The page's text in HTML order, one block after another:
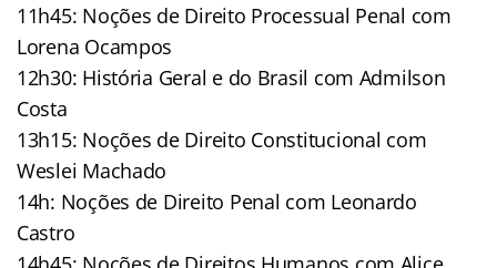
11h45: Noções de Direito Processual Penal com
Lorena Ocampos
12h30: História Geral e do Brasil com Admilson
Costa
13h15: Noções de Direito Constitucional com
Weslei Machado
14h: Noções de Direito Penal com Leonardo
Castro